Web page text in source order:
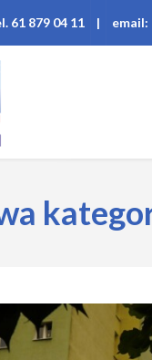
61 879 04 11 | email: